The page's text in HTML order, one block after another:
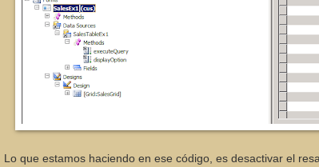
Lo que estamos haciendo en ese código, es desactivar el